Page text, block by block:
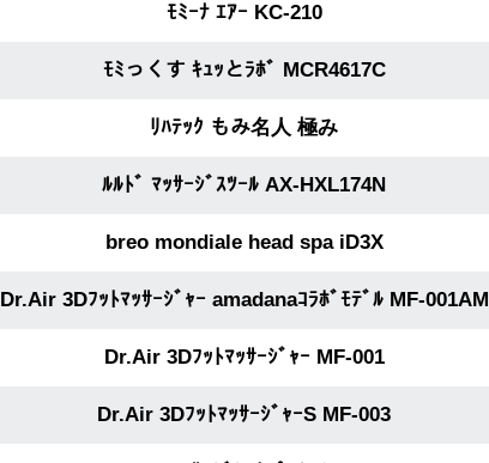
ﾓﾐｰﾅ ｴｱｰ KC-210
ﾓﾐっくす ｷｭｯとﾗﾎﾞ MCR4617C
ﾘﾊﾃｯｸ もみ名人 極み
ﾙﾙﾄﾞ ﾏｯｻｰｼﾞｽﾂｰﾙ AX-HXL174N
breo mondiale head spa iD3X
Dr.Air 3Dﾌｯﾄﾏｯｻｰｼﾞｬｰ amadanaｺﾗﾎﾞﾓﾃﾞﾙ MF-001AM
Dr.Air 3Dﾌｯﾄﾏｯｻｰｼﾞｬｰ MF-001
Dr.Air 3DﾌｯﾄﾏｯｻｰｼﾞｬｰS MF-003